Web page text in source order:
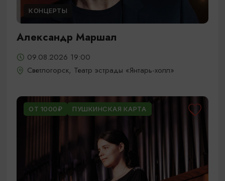
КОНЦЕРТЫ
Александр Маршал
09.08.2026 19:00
Светлогорск, Театр эстрады «Янтарь-холл»
ОТ 1000₽ ПУШКИНСКАЯ КАРТА